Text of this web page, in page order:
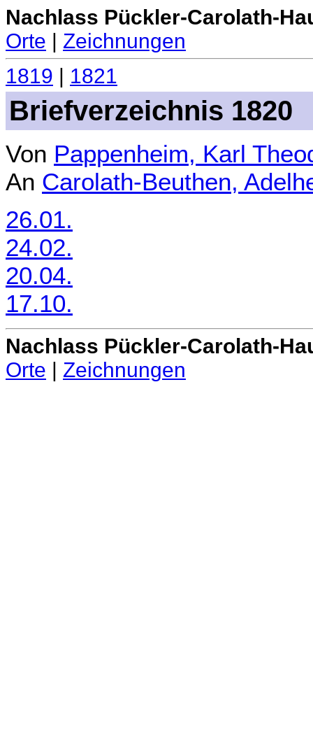
Nachlass Pückler-Carolath-
Orte | Zeichnungen
1819
1821
Briefverzeichnis 1820
Von Pappenheim, Karl
An Carolath-Beuthen,
26.01.
24.02.
20.04.
17.10.
Nachlass Pückler-Carolath-
Orte | Zeichnungen